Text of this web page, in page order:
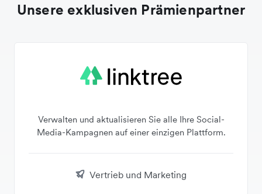
Unsere exklusiven Prämienpartner
Verwalten und aktualisieren Sie alle Ihre Social-
Media-Kampagnen auf einer einzigen Plattform.
Vertrieb und Marketing